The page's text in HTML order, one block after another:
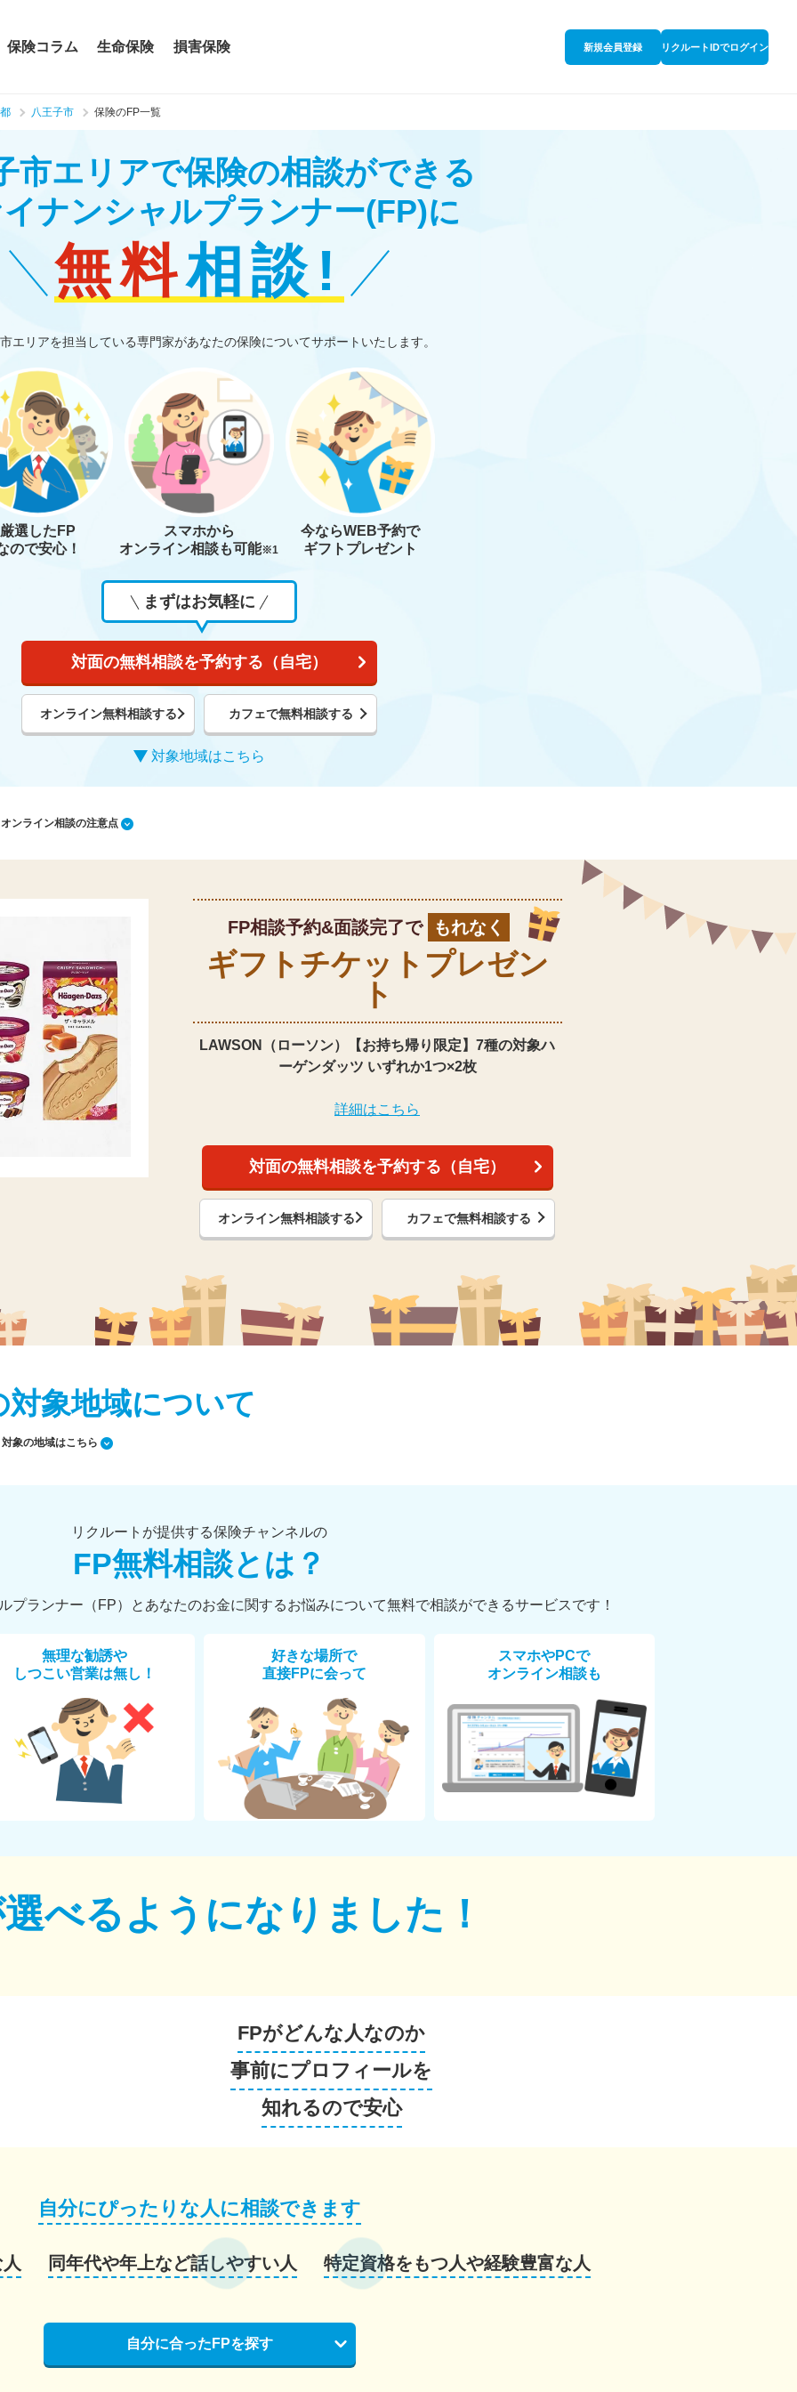
保険コラム 生命保険 損害保険 新規会員登録 リクルートIDでログイン
八王子市 保険のFP一覧
市エリアで保険の相談ができる
ナンシャルプランナー(FP)に
無料相談!
エリアを担当している専門家があなたの保険についてサポートいたします。
厳選したFP
ので安心！
スマホから
オンライン相談も可能※1
今ならWEB予約で
ギフトプレゼント
まずはお気軽に
対面の無料相談を予約する（自宅）
オンライン無料相談する カフェで無料相談する
対象地域はこちら
ンライン相談の注意点
FP相談予約&面談完了で もれなく
ギフトチケット プレゼン
ト
LAWSON（ローソン）【お持ち帰り限定】 7種の対象ハ
ーゲンダッツ いずれか1つ×2枚
詳細はこちら
対面の無料相談を予約する（自宅）
オンライン無料相談する カフェで無料相談する
対象地域について
対象の地域はこちら
リクルートが提供する保険チャンネルの
FP無料相談とは？
プランナー（FP）とあなたのお金に関するお悩みについて無料で相談ができるサービスです！
無理な勧誘や
しつこい営業は無し！
好きな場所で
直接FPに会って
スマホやPCで
オンライン相談も
べるようになりました！
FPがどんな人なのか
事前にプロフィールを
知れるので安心
自分にぴったりな人に相談できます
同年代や年上など話しやすい人 特定資格をもつ人や経験豊富な人
自分に合ったFPを探す